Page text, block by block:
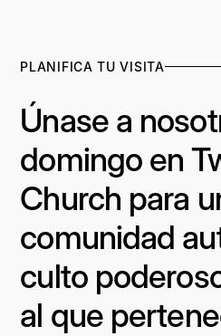
PLANIFICA TU VISITA
Únase a
domingo en
Church para
comunidad
culto
al que